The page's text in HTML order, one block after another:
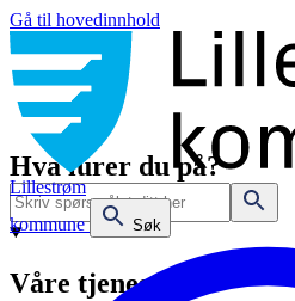
Gå til hovedinnhold
Lillestrøm
kommune
Søk
Hva lurer du på?
Våre tjenester